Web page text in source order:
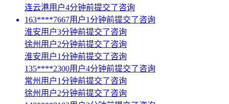
连云港用户4分钟前提交了咨询
163****7667用户1分钟前提交了咨询
淮安用户3分钟前提交了咨询
徐州用户2分钟前提交了咨询
淮安用户1分钟前提交了咨询
135****2300用户4分钟前提交了咨询
常州用户1分钟前提交了咨询
徐州用户2分钟前提交了咨询